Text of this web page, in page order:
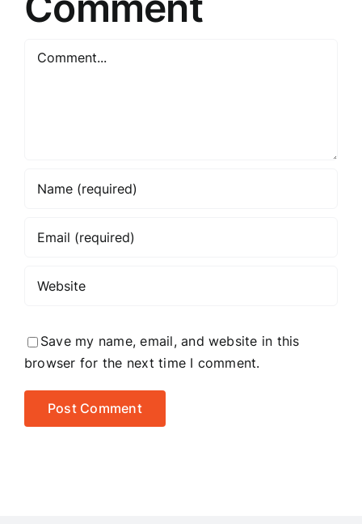
Comment
Save my name, email, and website in this
browser for the next time I comment.